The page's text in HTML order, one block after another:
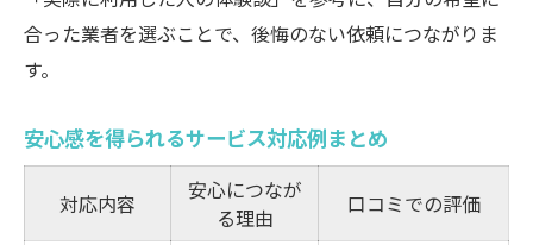
合った業者を選ぶことで、後悔のない依頼につながりま
す。
安心感を得られるサービス対応例まとめ
対応内容
安心につなが
る理由
口コミでの評価